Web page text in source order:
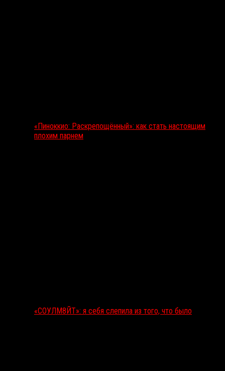
«Пиноккио: Раскрепощённый»: как стать настоящим
плохим парнем
«СОУЛМ8ЙТ»: я себя слепила из того, что было